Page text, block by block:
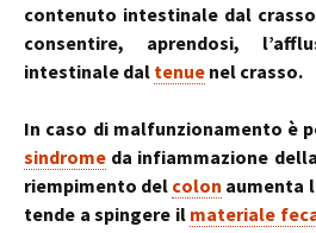
contenuto intestinale dal
consentire, aprendosi,
intestinale dal tenue nel crasso.
In caso di malfunzionamento è
sindrome da infiammazione della
riempimento del colon aumenta
tende a spingere il materiale